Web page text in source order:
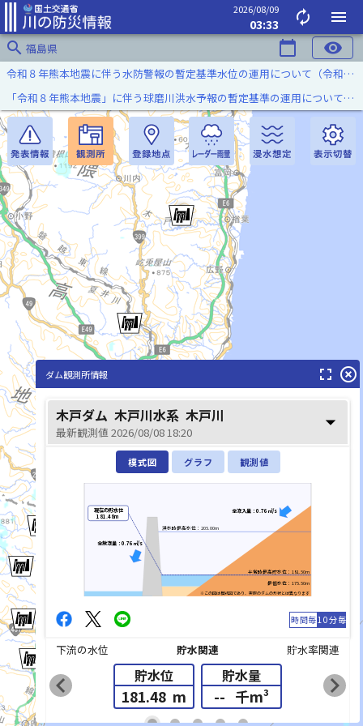
2026/08/09
03:33 autorenew
menu
search 福島県 calendar_today visibility
令和８年熊本地震に伴う水防警報の暫定基準水位の運用について（令和８年８月７日）
「令和８年熊本地震」に伴う球磨川洪水予報の暫定基準の運用について（令和８年８月５日）
list_alt
ダム観測所情報 fullscreen highlight_off
木戸ダム 木戸川水系 木戸川
最新観測値 2026/08/08 18:20 arrow_drop_down
模式図 グラフ 観測値
※この図は模式図であり、実際のダムの形状とは異なります
洪水時最高水位：205.00m
平常時最高貯水位：181.50m
最低水位：175.50m
現在の貯水位
181.48m
全流入量：0.76㎥/s
全放流量：0.76㎥/s
時間毎10分毎
下流の水位 貯水関連 貯水率関連
貯水位
181.48 m
貯水量
-- 千m³
chevron_left chevron_right